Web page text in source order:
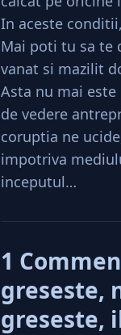
In aceste
Mai poti tu sa te
vanat si mazilit
Asta nu mai
de vedere
coruptia ne
impotriva
inceputul…
1
greseste,
greseste,